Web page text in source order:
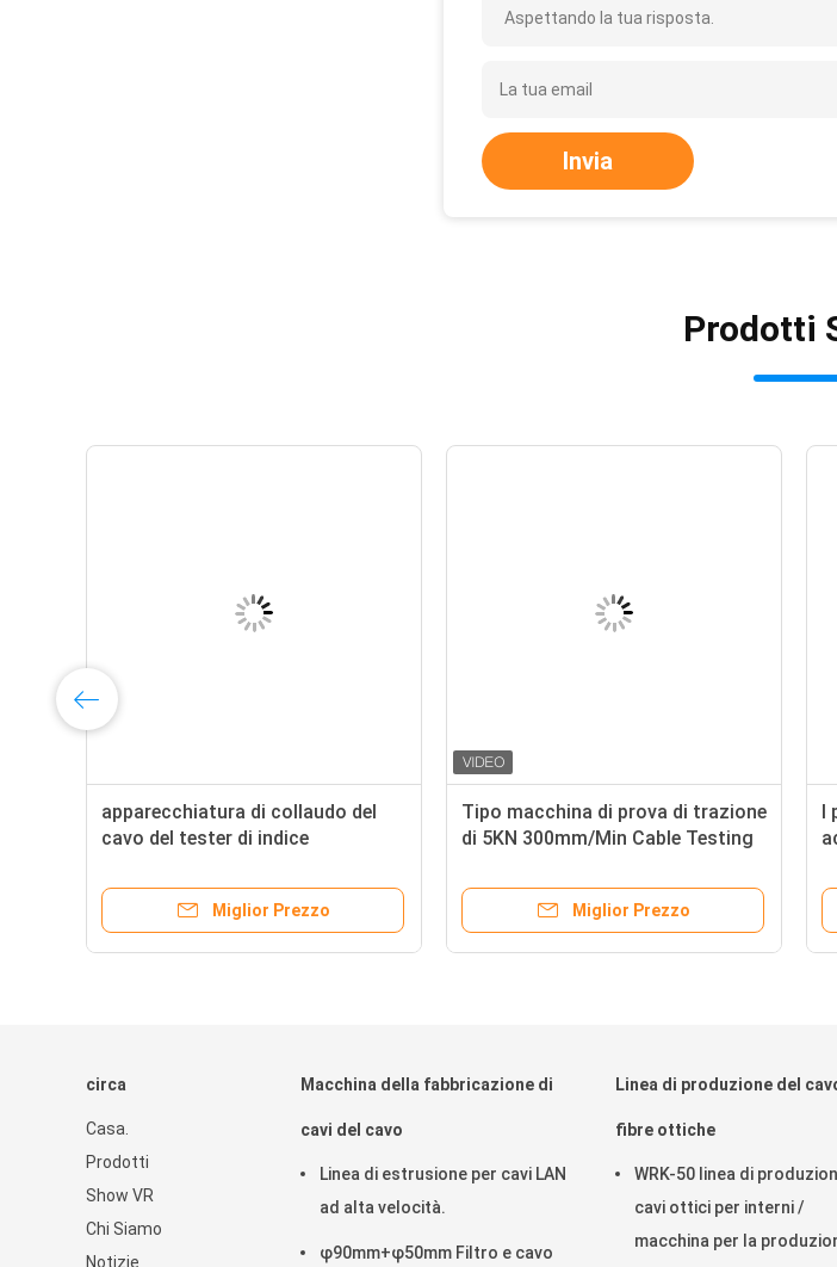
Aspettando la tua risposta.
Invia
Prodotti
apparecchiatura di collaudo del
cavo del tester di indice
100W 0.4mpa
Miglior Prezzo
Tipo macchina di prova di trazione
di 5KN 300mm/Min Cable Testing
Miglior Prezzo
I
circa
Casa.
Prodotti
Show VR
Chi Siamo
Notizie
Macchina della fabbricazione di
cavi del cavo
Linea di estrusione per cavi LAN
ad alta velocità.
φ90mm+φ50mm Filtro e cavo
Linea di produzione del
fibre ottiche
WRK-50 linea di
cavi ottici per interni /
macchina per la